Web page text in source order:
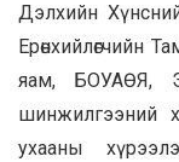
Дэлхийн
Ерөнхийлөгчийн
яам, БОУАӨЯ,
шинжилгээний
ухааны